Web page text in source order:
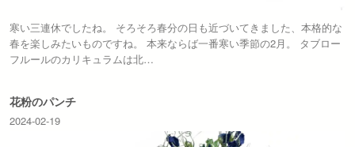
寒い三連休でしたね。 そろそろ春分の日も近づいてきました、本格的な
春を楽しみたいものですね。 本来ならば一番寒い季節の2月。 タブロー
フルールのカリキュラムは北…
花粉のパンチ
2024-02-19